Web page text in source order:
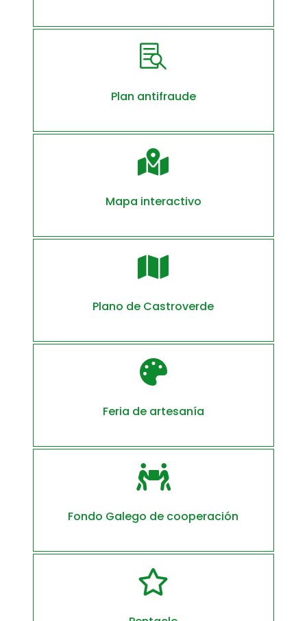

Plan antifraude

Mapa interactivo

Plano de Castroverde

Feria de artesanía

Fondo Galego de cooperación
